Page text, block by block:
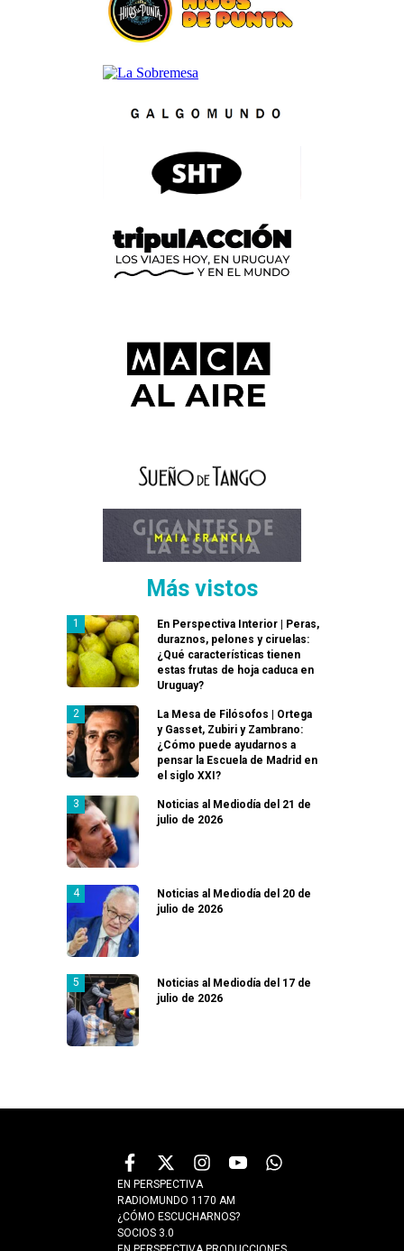
Más vistos
En Perspectiva Interior | Peras,
duraznos, pelones y ciruelas:
¿Qué características tienen
estas frutas de hoja caduca en
Uruguay?
La Mesa de Filósofos | Ortega
y Gasset, Zubiri y Zambrano:
¿Cómo puede ayudarnos a
pensar la Escuela de Madrid en
el siglo XXI?
Noticias al Mediodía del 21 de
julio de 2026
Noticias al Mediodía del 20 de
julio de 2026
Noticias al Mediodía del 17 de
julio de 2026
EN PERSPECTIVA
RADIOMUNDO 1170 AM
¿CÓMO ESCUCHARNOS?
SOCIOS 3.0